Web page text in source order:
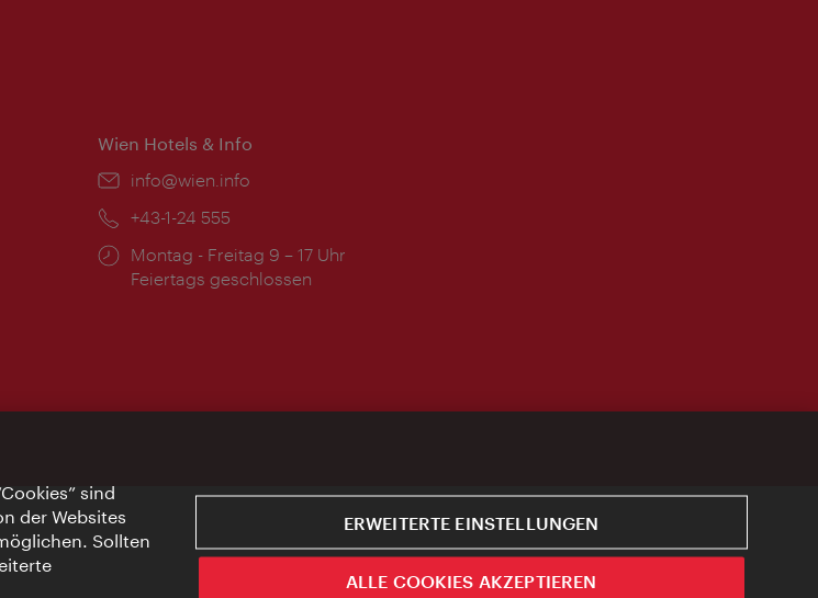
Wien Hotels & Info
Email:
info@wien.info
Telefon:
+43-1-24 555
Öffnungszeiten:
Montag - Freitag 9 – 17 Uhr
Feiertags geschlossen
sind
der Websites
Sollten
ERWEITERTE EINSTELLUNGEN
ALLE COOKIES AKZEPTIEREN